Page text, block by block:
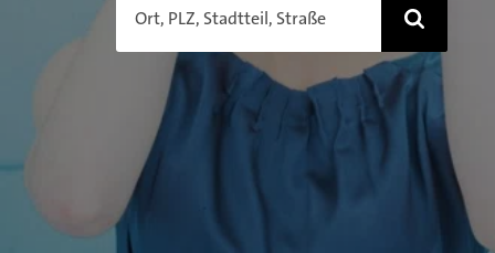
Ort, PLZ, Stadtteil, Straße